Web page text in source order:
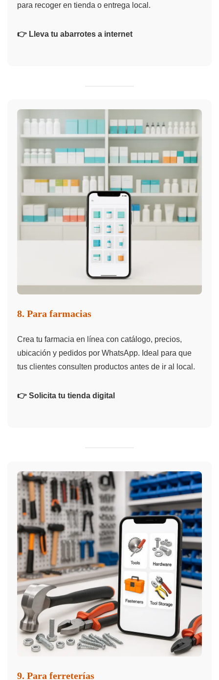
para recoger en tienda o entrega local.
👉 Lleva tu abarrotes a internet
8. Para farmacias
Crea tu farmacia en línea con catálogo, precios,
ubicación y pedidos por WhatsApp. Ideal para que
tus clientes consulten productos antes de ir al local.
👉 Solicita tu tienda digital
9. Para ferreterías